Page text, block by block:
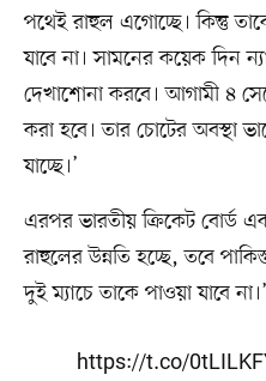
পথেই রাহুল এগোচ্ছে। কিন্তু
যাবে না। সামনের কয়েক দিন
দেখাশোনা করবে। আগামী ৪
করা হবে। তার চোটের অবস্থা
যাচ্ছে।’
এরপর ভারতীয় ক্রিকেট বোর্ড
রাহুলের উন্নতি হচ্ছে, তবে
দুই ম্যাচে তাকে পাওয়া যাবে না।’
https://t.co/